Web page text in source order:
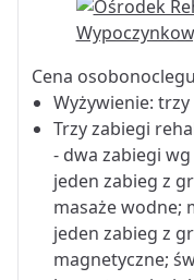
Cena
Wyżywienie:
Trzy zabiegi
- dwa zabiegi
jeden zabieg z
masaże wodne;
jeden zabieg z
magnetyczne;